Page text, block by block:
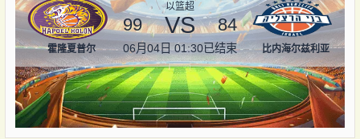
霍隆夏普尔
以篮超
99 VS 84
06月04日 01:30已结束 比内海尔兹利亚